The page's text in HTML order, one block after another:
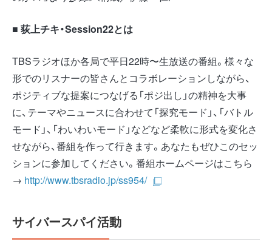
■ 荻上チキ・Session22とは
TBSラジオほか各局で平日22時〜生放送の番組。様々な
形でのリスナーの皆さんとコラボレーションしながら、
ポジティブな提案につなげる「ポジ出し」の精神を大事
に、テーマやニュースに合わせて「探究モード」、「バトル
モード」、「わいわいモード」などなど柔軟に形式を変化さ
せながら、番組を作って行きます。あなたもぜひこのセッ
ションに参加してください。番組ホームページはこちら
→ http://www.tbsradio.jp/ss954/
サイバースパイ活動